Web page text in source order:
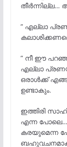
” എല്ലാ
” നീ ഈ
എല്ലാ
ഒരാൾക്ക്
ഉണ്ടാകും.
ഇത്തിരി
എന്ന പോലെ…
കരയുമെന്ന